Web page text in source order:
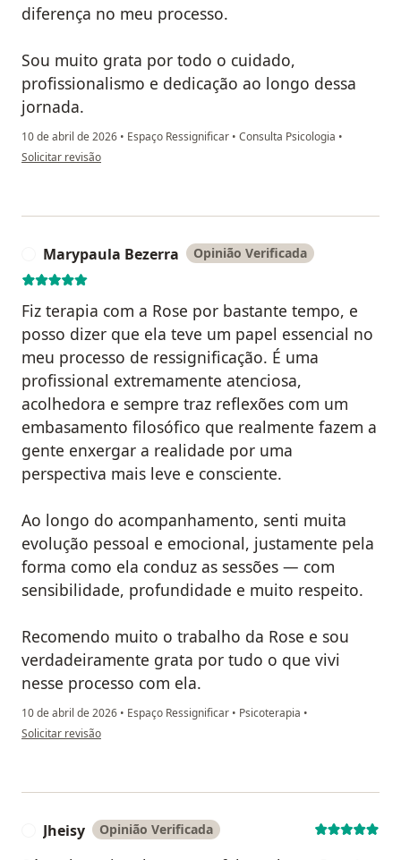
diferença no meu processo.
Sou muito grata por todo o cuidado,
profissionalismo e dedicação ao longo dessa
jornada.
10 de abril de 2026 • Espaço Ressignificar • Consulta Psicologia •
na opinião do utilizador Silvia Naves
Solicitar revisão
Marypaula Bezerra Opinião Verificada
Fiz terapia com a Rose por bastante tempo, e
posso dizer que ela teve um papel essencial no
meu processo de ressignificação. É uma
profissional extremamente atenciosa,
acolhedora e sempre traz reflexões com um
embasamento filosófico que realmente fazem a
gente enxergar a realidade por uma
perspectiva mais leve e consciente.
Ao longo do acompanhamento, senti muita
evolução pessoal e emocional, justamente pela
forma como ela conduz as sessões — com
sensibilidade, profundidade e muito respeito.
Recomendo muito o trabalho da Rose e sou
verdadeiramente grata por tudo o que vivi
nesse processo com ela.
10 de abril de 2026 • Espaço Ressignificar • Psicoterapia •
na opinião do utilizador Marypaula Bezerra
Solicitar revisão
Jheisy Opinião Verificada